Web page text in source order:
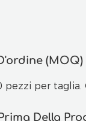
(MOQ)
pezzi per
Della